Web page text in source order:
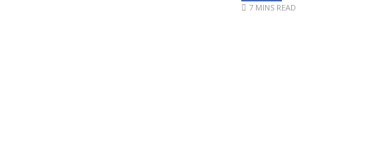
7 MINS READ